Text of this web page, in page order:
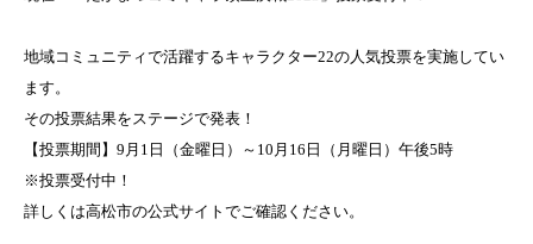
地域コミュニティで活躍するキャラクター22の人気投票を実施してい
ます。
その投票結果をステージで発表！
【投票期間】9月1日（金曜日）～10月16日（月曜日）午後5時
※投票受付中！
詳しくは高松市の公式サイトでご確認ください。